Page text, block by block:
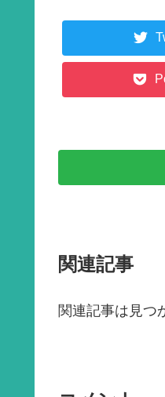
o
k
関連記事
関連記事は見つ